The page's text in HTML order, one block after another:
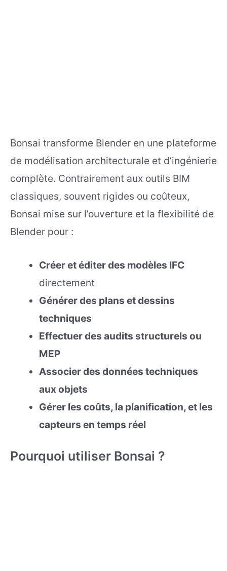
Bonsai transforme Blender en une plateforme
de modélisation architecturale et d’ingénierie
complète. Contrairement aux outils BIM
classiques, souvent rigides ou coûteux,
Bonsai mise sur l’ouverture et la flexibilité de
Blender pour :
Créer et éditer des modèles IFC
directement
Générer des plans et dessins
techniques
Effectuer des audits structurels ou
MEP
Associer des données techniques
aux objets
Gérer les coûts, la planification, et les
capteurs en temps réel
Pourquoi utiliser Bonsai ?